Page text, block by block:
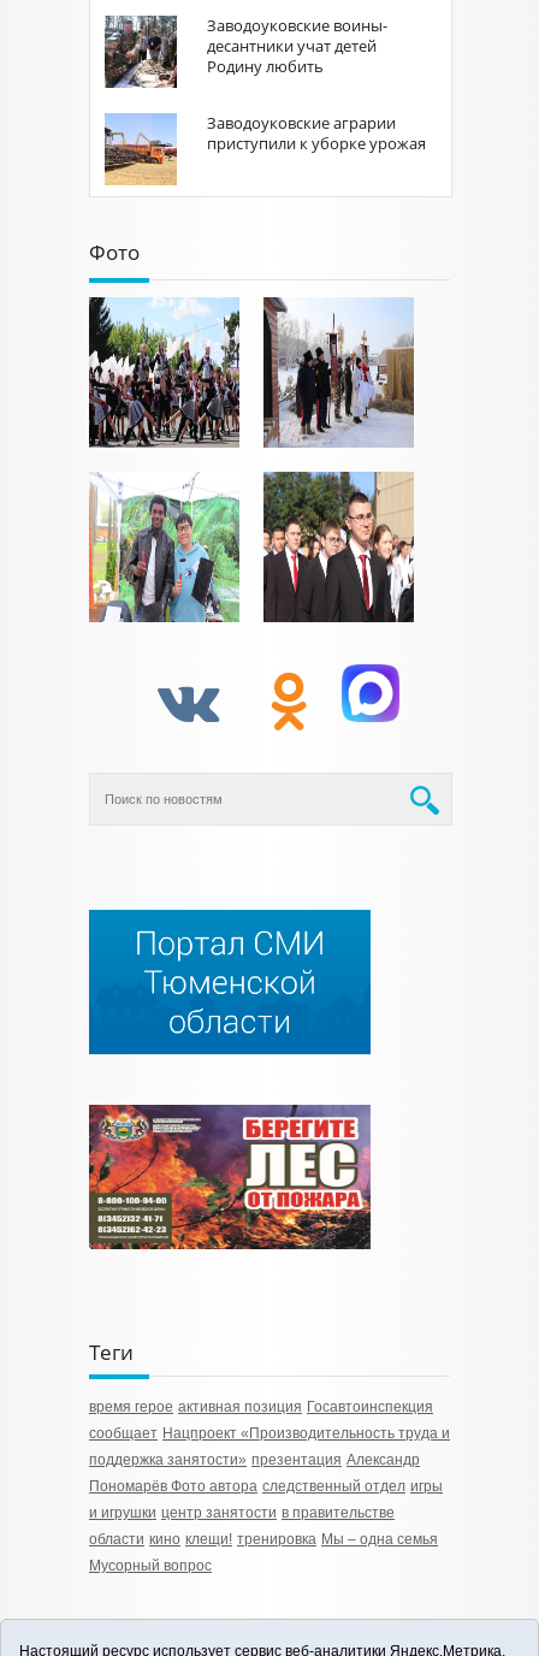
Заводоуковские воины-
десантники учат детей
Родину любить
Заводоуковские аграрии
приступили к уборке урожая
Фото
Теги
время герое активная позиция Госавтоинспекция
сообщает Нацпроект «Производительность труда и
поддержка занятости» презентация Александр
Пономарёв Фото автора следственный отдел игры
и игрушки центр занятости в правительстве
области кино клещи! тренировка Мы – одна семья
Мусорный вопрос
Настоящий ресурс использует сервис веб-аналитики Яндекс.Метрика,